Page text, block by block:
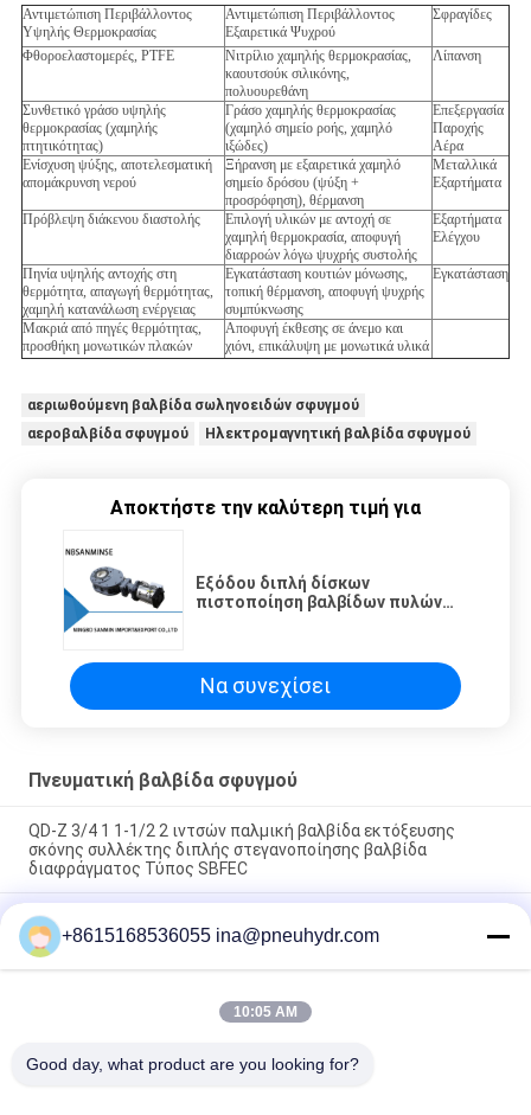
Αντιμετώπιση Περιβάλλοντος
Υψηλής Θερμοκρασίας
Αντιμετώπιση Περιβάλλοντος
Εξαιρετικά Ψυχρού
Σφραγίδες
Φθοροελαστομερές, PTFE
Νιτρίλιο χαμηλής θερμοκρασίας,
καουτσούκ σιλικόνης,
πολυουρεθάνη
Λίπανση
Συνθετικό γράσο υψηλής
θερμοκρασίας (χαμηλής
πτητικότητας)
Γράσο χαμηλής θερμοκρασίας
(χαμηλό σημείο ροής, χαμηλό
ιξώδες)
Επεξεργασία
Παροχής
Αέρα
Ενίσχυση ψύξης, αποτελεσματική
απομάκρυνση νερού
Ξήρανση με εξαιρετικά χαμηλό
σημείο δρόσου (ψύξη +
προσρόφηση), θέρμανση
Μεταλλικά
Εξαρτήματα
Πρόβλεψη διάκενου διαστολής
Επιλογή υλικών με αντοχή σε
χαμηλή θερμοκρασία, αποφυγή
διαρροών λόγω ψυχρής συστολής
Εξαρτήματα
Ελέγχου
Πηνία υψηλής αντοχής στη
θερμότητα, απαγωγή θερμότητας,
χαμηλή κατανάλωση ενέργειας
Εγκατάσταση κουτιών μόνωσης,
τοπική θέρμανση, αποφυγή ψυχρής
συμπύκνωσης
Εγκατάσταση
Μακριά από πηγές θερμότητας,
προσθήκη μονωτικών πλακών
Αποφυγή έκθεσης σε άνεμο και
χιόνι, επικάλυψη με μονωτικά υλικά
αεριωθούμενη βαλβίδα σωληνοειδών σφυγμού
αεροβαλβίδα σφυγμού
Ηλεκτρομαγνητική βαλβίδα σφυγμού
Αποκτήστε την καλύτερη τιμή για
Εξόδου διπλή δίσκων
πιστοποίηση βαλβίδων πυλών
Να συνεχίσει
Πνευματική βαλβίδα σφυγμού
QD-Z 3/4 1 1-1/2 2 ιντσών παλμική βαλβίδα εκτόξευσης
σκόνης συλλέκτης διπλής στεγανοποίησης βαλβίδα
διαφράγματος Τύπος SBFEC
Αεριωθούμενος τύπος βαλβίδων SBFEC σφυγμού βαλβίδων
διαφραγμάτων qd-Υ NBSANMINSE για το σύστημα g1-1/2 G2
g2-1/2 G3 G4 συλλεκτών σκόνης τσαντών
MCY - 64, 20L τοποθετημένη τοίχος τύπων σφυγμού
αεριωθούμενη βαλβίδων ελεγκτών PCB ικανότητα εργασίας
+8615168536055 ina@pneuhydr.com
10:05 AM
Good day, what product are you looking for?